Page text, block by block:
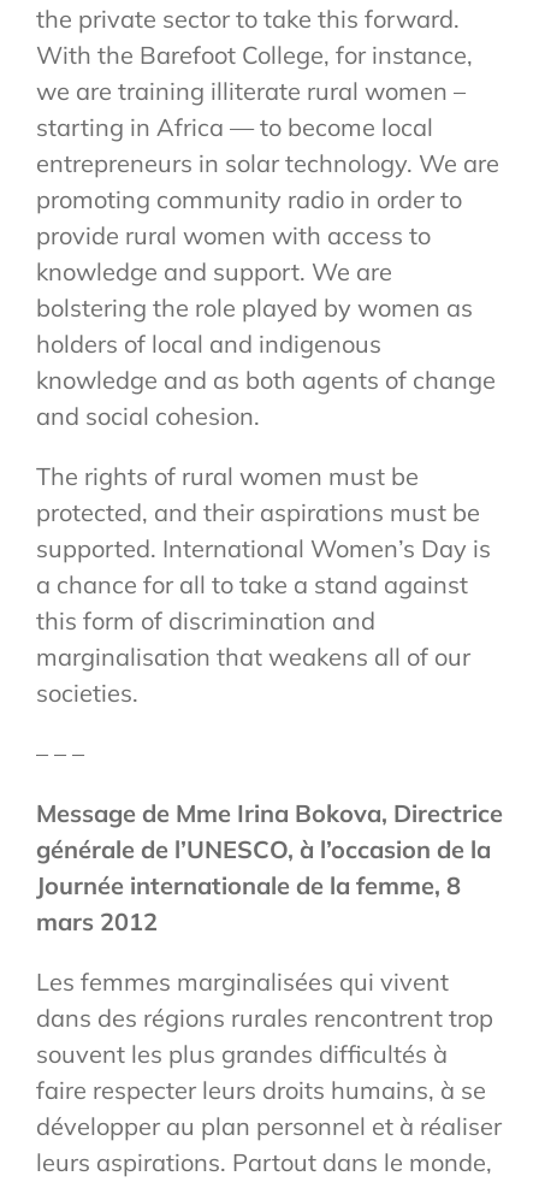
the private sector to take this forward.
With the Barefoot College, for instance,
we are training illiterate rural women –
starting in Africa — to become local
entrepreneurs in solar technology. We are
promoting community radio in order to
provide rural women with access to
knowledge and support. We are
bolstering the role played by women as
holders of local and indigenous
knowledge and as both agents of change
and social cohesion.
The rights of rural women must be
protected, and their aspirations must be
supported. International Women’s Day is
a chance for all to take a stand against
this form of discrimination and
marginalisation that weakens all of our
societies.
– – –
Message de Mme Irina Bokova, Directrice
générale de l’UNESCO, à l’occasion de la
Journée internationale de la femme, 8
mars 2012
Les femmes marginalisées qui vivent
dans des régions rurales rencontrent trop
souvent les plus grandes difficultés à
faire respecter leurs droits humains, à se
développer au plan personnel et à réaliser
leurs aspirations. Partout dans le monde,